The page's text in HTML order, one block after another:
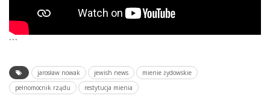
```
jarosław nowak jewish news
mienie żydowskie
pełnomocnik rządu
restytucja mienia